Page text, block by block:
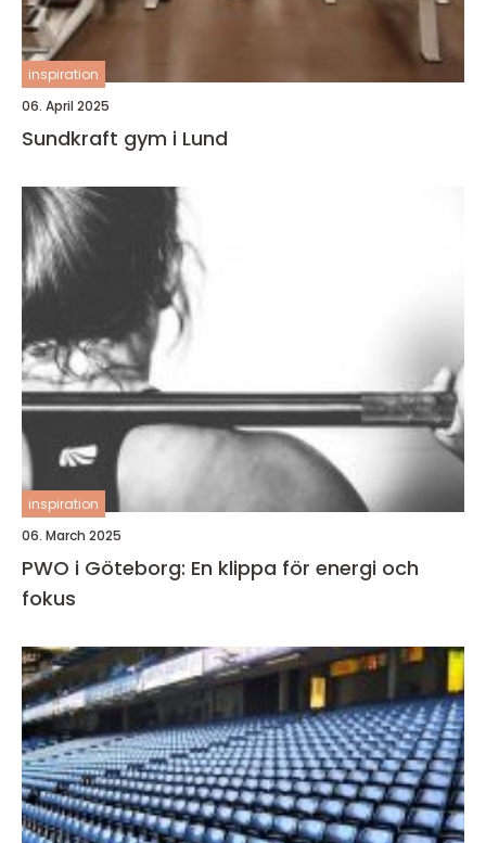
inspiration
06. April 2025
Sundkraft gym i Lund
inspiration
06. March 2025
PWO i Göteborg: En klippa för energi och
fokus